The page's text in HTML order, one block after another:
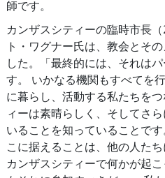
師です。
カンザスシティーの臨時市長
ト・ワグナー氏は、教会とそ
した。「最終的には、それは
す。 いかなる機関もすべてを
に暮らし、活動する私たちを
ィーは素晴らしく、そしてさ
いることを知っていることで
こに据えることは、他の人た
カンザスシティーで何かが起